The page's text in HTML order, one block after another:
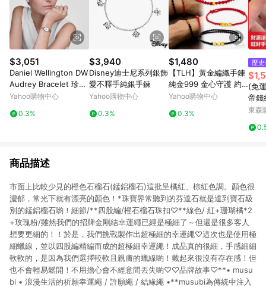
$3,051
Daniel Wellington DW
Audrey Bracelet 珍珠
母貝玫瑰金手鍊 -DW0
Yahoo購物中心
0.3%
$3,940
Disney迪士尼系列銀飾
愛不釋手純銀手鍊
Yahoo購物中心
0.3%
$1,480
【TLH】黃金編織手鍊
純金999 金心守護 約
重0.03錢±0.01
Yahoo購物中心
0.3%
歷
(免
帝錢
包銀
東森
商品描述
市面上比較少見的橙色石榴石(錳鋁榴石)這批呈橘紅、棕紅色調。顏色很
濃郁，常光下就有漂亮的顏色！*珠寶界常聽到的芬達石就是達到寶石級
別的錳鋁榴石喲！細節/**四股編/橙石榴石珠扣♡**線色/ 紅+珊瑚橘*2
+玫瑰粉/雖然我們的招牌金剛結幸運繩已經是極細了～但還是很多客人
想要更細的！！於是，我們挑戰製作出超極細的幸運繩♡這次也是使用極
細蠟線，並以四股編精編而成的超極細幸運繩！成品真的很細，手感細細
軟軟的，是因為我們選擇較軟且親膚的蠟線喲！戴起來很沒有存在感！但
也不會輕易鬆開！不用擔心會不經意間丟失喲♡♡品牌故事♡**• musu
bi • 浪漫生活的祈願幸運繩 / 許願繩 / 結緣繩 •**musubi為傳統中注入